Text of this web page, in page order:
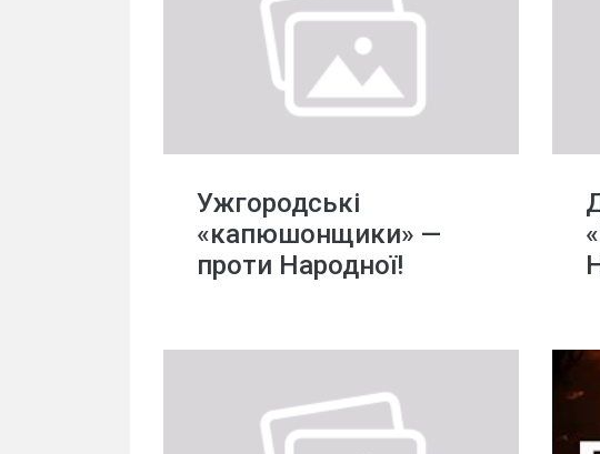
Ужгородські
«капюшонщики» —
проти Народної!